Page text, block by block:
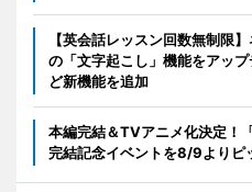
【英会話レッスン回数無制限
の「文字起こし」機能をアッ
ど新機能を追加
本編完結＆TVアニメ化決定！
完結記念イベントを8/9よりピ